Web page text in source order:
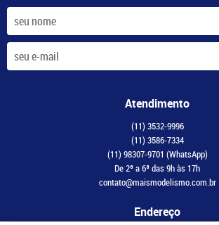
Atendimento
(11) 3532-9996
(11) 3586-7334
(11) 98307-9701 (WhatsApp)
De 2ª a 6ª das 9h às 17h
contato@maismodelismo.com.br
Endereço